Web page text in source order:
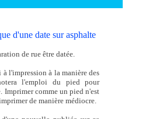
d'une date sur asphalte
de rue être datée.
l'impression à la manière des
l'emploi du pied pour
Imprimer comme un pied n'est
de manière médiocre.